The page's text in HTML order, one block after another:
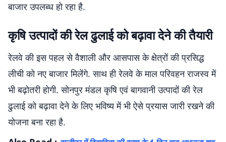
बाजार उपलब्ध हो रहा है.
कृषि उत्पादों की रेल ढुलाई को बढ़ावा देने की तैयारी
रेलवे की इस पहल से वैशाली और आसपास के क्षेत्रों की प्रसिद्ध
लीची को नए बाजार मिलेंगे. साथ ही रेलवे के माल परिवहन राजस्व में
भी बढ़ोतरी होगी. सोनपुर मंडल कृषि एवं बागवानी उत्पादों की रेल
ढुलाई को बढ़ावा देने के लिए भविष्य में भी ऐसे प्रयास जारी रखने की
योजना बना रहा है.